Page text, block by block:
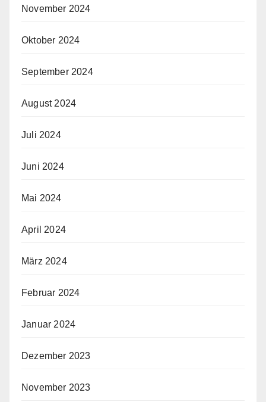
November 2024
Oktober 2024
September 2024
August 2024
Juli 2024
Juni 2024
Mai 2024
April 2024
März 2024
Februar 2024
Januar 2024
Dezember 2023
November 2023